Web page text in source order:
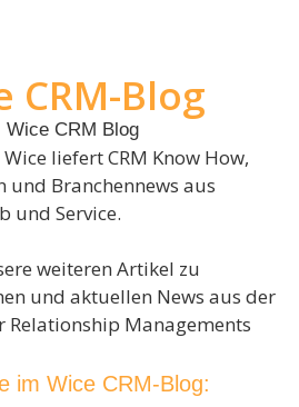
CRM-Blog
liefert CRM Know How,
und Branchennews aus
und Service.
weiteren Artikel zu
und aktuellen News aus der
Relationship Managements
im Wice CRM-Blog: